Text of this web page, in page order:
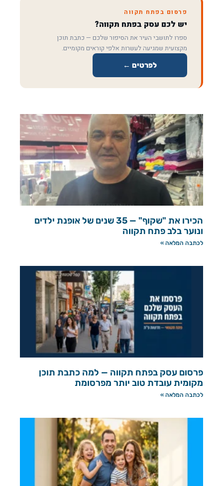
פרסום בפתח תקווה
יש לכם עסק בפתח תקווה?
ספרו לתושבי העיר את הסיפור שלכם — כתבת תוכן
מקצועית שמגיעה לעשרות אלפי קוראים מקומיים.
לפרטים ←
הכירו את "שקוף" — 35 שנים של אופנת ילדים
ונוער בלב פתח תקווה
לכתבה המלאה »
פרסום עסק בפתח תקווה — למה כתבת תוכן
מקומית עובדת טוב יותר מפרסומת
לכתבה המלאה »